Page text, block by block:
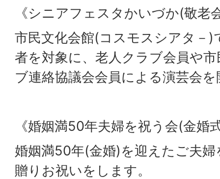
《シニアフェスタかいづか(敬老
市民文化会館(コスモスシアタ－)
者を対象に、老人クラブ会員や
ブ連絡協議会会員による演芸会
《婚姻満50年夫婦を祝う会(金婚
婚姻満50年(金婚)を迎えたご夫
贈りお祝いをします。